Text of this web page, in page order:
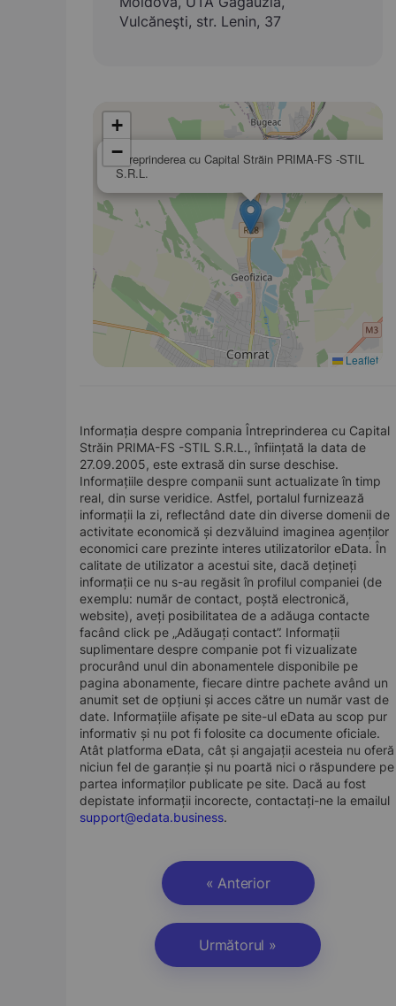
Vulcăneşti, str. Lenin, 37
Întreprinderea cu Capital Străin PRIMA-FS -STIL
S.R.L.
+
−
Leaflet
Informația despre compania Întreprinderea cu Capital
Străin PRIMA-FS -STIL S.R.L., înființată la data de
27.09.2005, este extrasă din surse deschise.
Informațiile despre companii sunt actualizate în timp
real, din surse veridice. Astfel, portalul furnizează
informații la zi, reflectând date din diverse domenii de
activitate economică și dezvăluind imaginea agenților
economici care prezinte interes utilizatorilor eData. În
calitate de utilizator a acestui site, dacă dețineți
informații ce nu s-au regăsit în profilul companiei (de
exemplu: număr de contact, poștă electronică,
website), aveți posibilitatea de a adăuga contacte
facând click pe „Adăugați contact”. Informații
suplimentare despre companie pot fi vizualizate
procurând unul din abonamentele disponibile pe
pagina abonamente, fiecare dintre pachete având un
anumit set de opțiuni și acces către un număr vast de
date. Informațiile afișate pe site-ul eData au scop pur
informativ și nu pot fi folosite ca documente oficiale.
Atât platforma eData, cât și angajații acesteia nu oferă
niciun fel de garanție și nu poartă nici o răspundere pe
partea informaților publicate pe site. Dacă au fost
depistate informații incorecte, contactați-ne la emailul
support@edata.business.
« Anterior
Următorul »